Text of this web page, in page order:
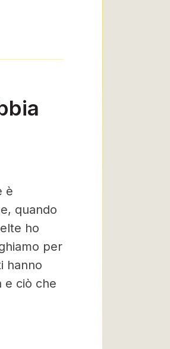
è
quando
ho
per
hanno
e ciò che